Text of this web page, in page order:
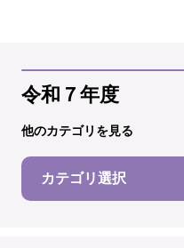
令和７年度
他のカテゴリを見る
カテゴリ選択